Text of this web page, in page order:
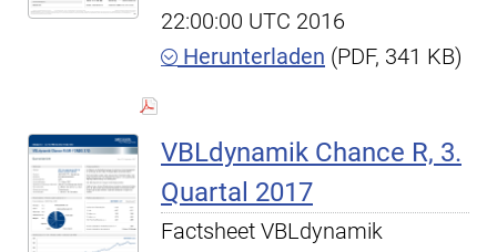
22:00:00 UTC 2016
Herunterladen (PDF, 341 KB)
VBLdynamik Chance R, 3.
Quartal 2017
Factsheet VBLdynamik